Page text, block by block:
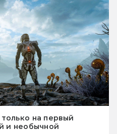
на первый
и необычной